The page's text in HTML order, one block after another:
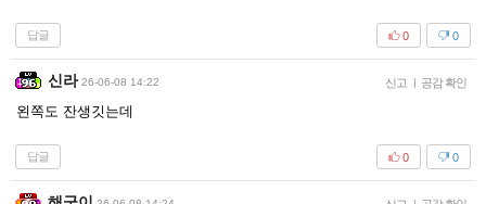
답글 0
0
신라 26-06-08 14:22 신고 공감 확인
왼쪽도 잔생깃는데
답글 0
0